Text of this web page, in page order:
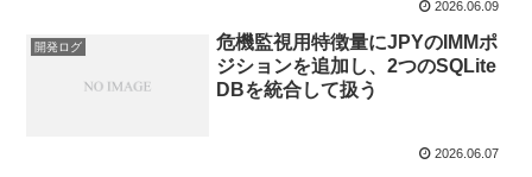
2026.06.09
開発ログ
危機監視用特徴量にJPYのIMMポ
ジションを追加し、2つのSQLite
DBを統合して扱う
2026.06.07